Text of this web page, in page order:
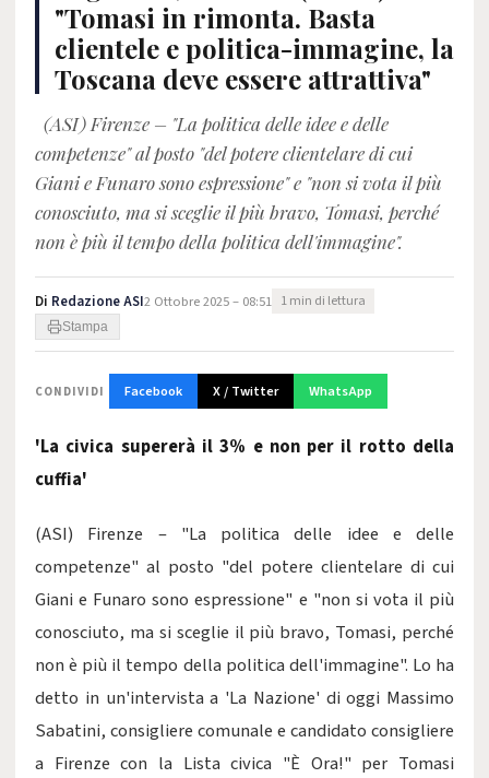
"Tomasi in rimonta. Basta
clientele e politica-immagine, la
Toscana deve essere attrattiva"
(ASI) Firenze – "La politica delle idee e delle
competenze" al posto "del potere clientelare di cui
Giani e Funaro sono espressione" e "non si vota il più
conosciuto, ma si sceglie il più bravo, Tomasi, perché
non è più il tempo della politica dell'immagine".
Di Redazione ASI2 Ottobre 2025 – 08:51 1 min di lettura
Stampa
CONDIVIDI Facebook X / Twitter WhatsApp
'La civica supererà il 3% e non per il rotto della
cuffia'
(ASI) Firenze – "La politica delle idee e delle
competenze" al posto "del potere clientelare di cui
Giani e Funaro sono espressione" e "non si vota il più
conosciuto, ma si sceglie il più bravo, Tomasi, perché
non è più il tempo della politica dell'immagine". Lo ha
detto in un'intervista a 'La Nazione' di oggi Massimo
Sabatini, consigliere comunale e candidato consigliere
a Firenze con la Lista civica "È Ora!" per Tomasi